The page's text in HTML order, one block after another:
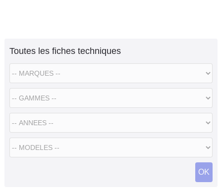
Toutes les fiches techniques